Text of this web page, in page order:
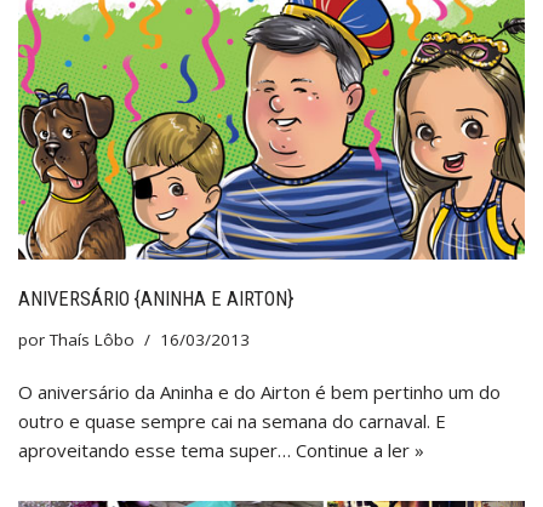
ANIVERSÁRIO {ANINHA E AIRTON}
porThaís Lôbo 16/03/2013
O aniversário da Aninha e do Airton é bem pertinho um do
outro e quase sempre cai na semana do carnaval. E
aproveitando esse tema super… Continue a ler »